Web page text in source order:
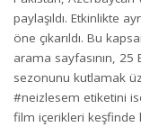
paylaşıldı. Etkinlikte
öne çıkarıldı. Bu
arama sayfasının, 25
sezonunu kutlamak
#neizlesem etiketini
film içerikleri keşfinde